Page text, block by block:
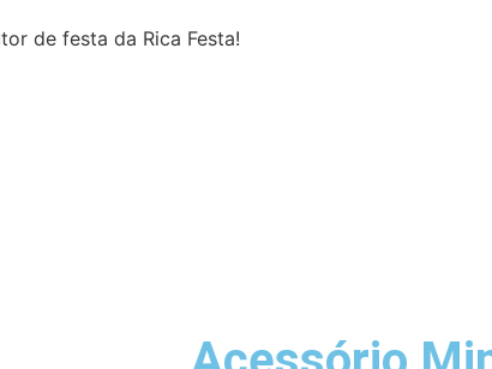
de festa da Rica Festa!